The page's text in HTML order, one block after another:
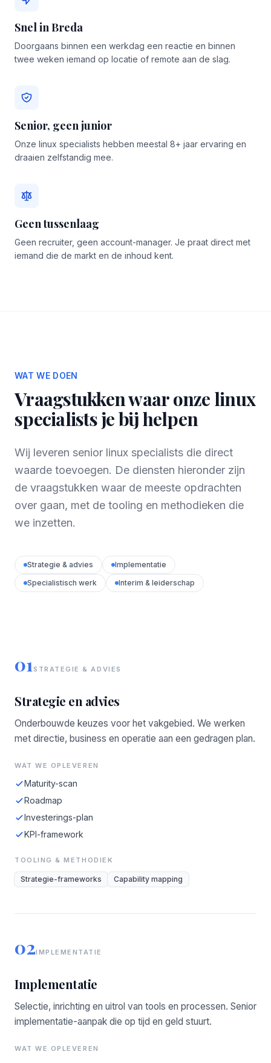
Snel in Breda
Doorgaans binnen een werkdag een reactie en binnen
twee weken iemand op locatie of remote aan de slag.
Senior, geen junior
Onze linux specialists hebben meestal 8+ jaar ervaring en
draaien zelfstandig mee.
Geen tussenlaag
Geen recruiter, geen account-manager. Je praat direct met
iemand die de markt en de inhoud kent.
WAT WE DOEN
Vraagstukken waar onze linux
specialists je bij helpen
Wij leveren senior linux specialists die direct
waarde toevoegen. De diensten hieronder zijn
de vraagstukken waar de meeste opdrachten
over gaan, met de tooling en methodieken die
we inzetten.
Strategie & advies
Implementatie
Specialistisch werk
Interim & leiderschap
01STRATEGIE & ADVIES
Strategie en advies
Onderbouwde keuzes voor het vakgebied. We werken
met directie, business en operatie aan een gedragen plan.
WAT WE OPLEVEREN
Maturity-scan
Roadmap
Investerings-plan
KPI-framework
TOOLING & METHODIEK
Strategie-frameworks Capability mapping
02IMPLEMENTATIE
Implementatie
Selectie, inrichting en uitrol van tools en processen. Senior
implementatie-aanpak die op tijd en geld stuurt.
WAT WE OPLEVEREN